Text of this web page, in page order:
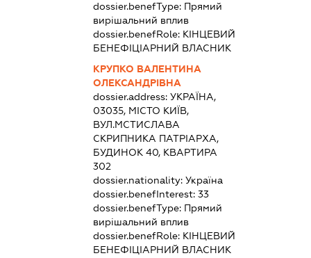
dossier.benefType: Прямий
вирішальний вплив
dossier.benefRole: КІНЦЕВИЙ
БЕНЕФІЦІАРНИЙ ВЛАСНИК
КРУПКО ВАЛЕНТИНА
ОЛЕКСАНДРІВНА
dossier.address:УКРАЇНА,
03035, МІСТО КИЇВ,
ВУЛ.МСТИСЛАВА
СКРИПНИКА ПАТРІАРХА,
БУДИНОК 40, КВАРТИРА
302
dossier.nationality:Україна
dossier.benefInterest:33
dossier.benefType: Прямий
вирішальний вплив
dossier.benefRole: КІНЦЕВИЙ
БЕНЕФІЦІАРНИЙ ВЛАСНИК